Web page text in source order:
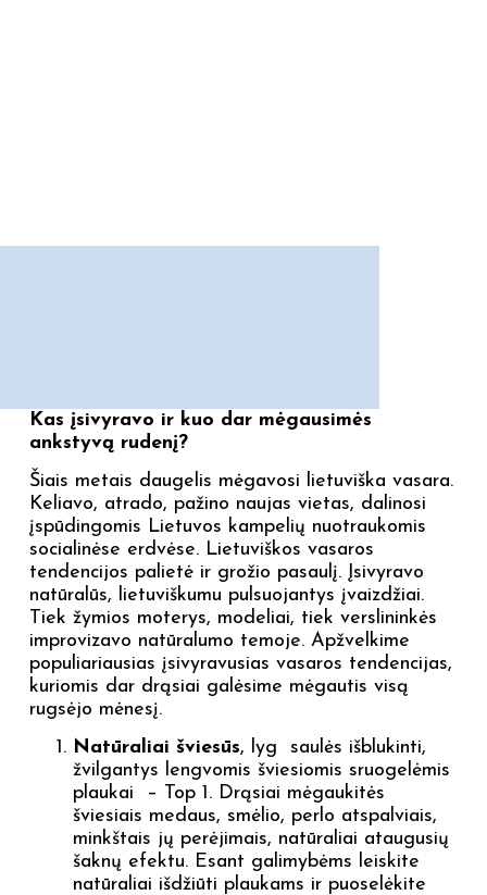
Kas įsivyravo ir kuo dar mėgausimės
ankstyvą rudenį?
Šiais metais daugelis mėgavosi lietuviška vasara.
Keliavo, atrado, pažino naujas vietas, dalinosi
įspūdingomis Lietuvos kampelių nuotraukomis
socialinėse erdvėse. Lietuviškos vasaros
tendencijos palietė ir grožio pasaulį. Įsivyravo
natūralūs, lietuviškumu pulsuojantys įvaizdžiai.
Tiek žymios moterys, modeliai, tiek verslininkės
improvizavo natūralumo temoje. Apžvelkime
populiariausias įsivyravusias vasaros tendencijas,
kuriomis dar drąsiai galėsime mėgautis visą
rugsėjo mėnesį.
Natūraliai šviesūs, lyg saulės išblukinti,
žvilgantys lengvomis šviesiomis sruogelėmis
plaukai – Top 1. Drąsiai mėgaukitės
šviesiais medaus, smėlio, perlo atspalviais,
minkštais jų perėjimais, natūraliai ataugusių
šaknų efektu. Esant galimybėms leiskite
natūraliai išdžiūti plaukams ir puoselėkite